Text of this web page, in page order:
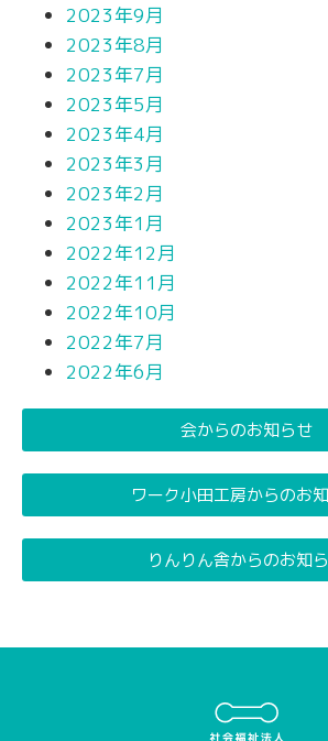
2023年9月
2023年8月
2023年7月
2023年5月
2023年4月
2023年3月
2023年2月
2023年1月
2022年12月
2022年11月
2022年10月
2022年7月
2022年6月
会からのお知らせ
ワーク小田工房からのお
りんりん舎からのお知